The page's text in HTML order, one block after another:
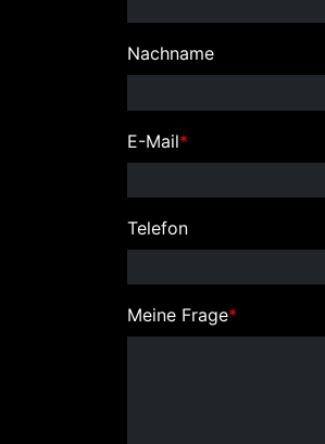
Nachname
E-Mail*
Telefon
Meine Frage*